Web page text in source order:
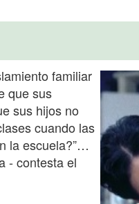
familiar
que sus
sus hijos no
cuando las
la escuela?”…
- contesta el